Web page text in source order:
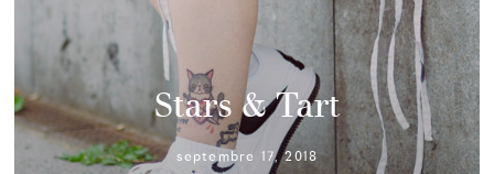
Stars & Tart
septembre 17, 2018